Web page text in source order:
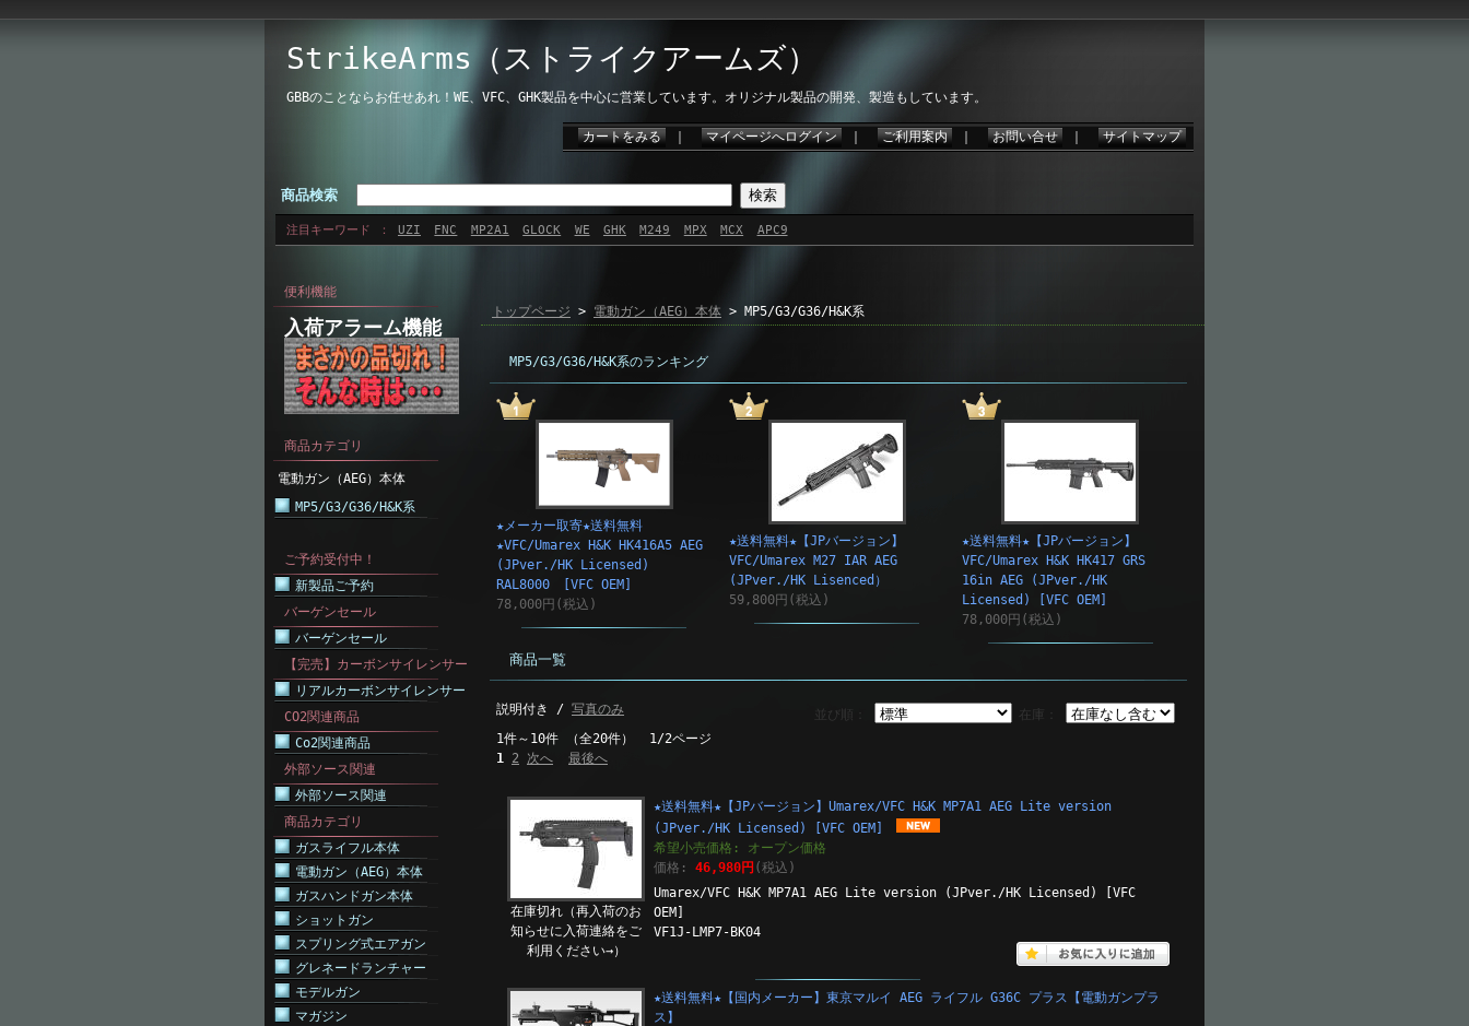
StrikeArms（ストライクアームズ）
GBBのことならお任せあれ！WE、VFC、GHK製品を中心に営業しています。オリジナル製品の開発、製造もしています。
カートをみる マイページへログイン ご利用案内 お問い合せ サイトマップ
商品検索
注目キーワード UZI FNC MP2A1 GLOCK WE GHK M249 MPX MCX APC9
便利機能
入荷アラーム機能
商品カテゴリ
電動ガン（AEG）本体
MP5/G3/G36/H&K系
ご予約受付中！
新製品ご予約
バーゲンセール
バーゲンセール
【完売】カーボンサイレンサー
リアルカーボンサイレンサー
CO2関連商品
Co2関連商品
外部ソース関連
外部ソース関連
商品カテゴリ
ガスライフル本体
電動ガン（AEG）本体
ガスハンドガン本体
ショットガン
スプリング式エアガン
グレネードランチャー
モデルガン
マガジン
トップページ > 電動ガン（AEG）本体 > MP5/G3/G36/H&K系
MP5/G3/G36/H&K系のランキング
★メーカー取寄★送料無料
★VFC/Umarex H&K HK416A5 AEG
(JPver./HK Licensed)
RAL8000 [VFC OEM]
78,000円(税込)
★送料無料★【JPバージョン】
VFC/Umarex M27 IAR AEG
(JPver./HK Lisenced）
59,800円(税込)
★送料無料★【JPバージョン】
VFC/Umarex H&K HK417 GRS
16in AEG (JPver./HK
Licensed) [VFC OEM]
78,000円(税込)
商品一覧
在庫：
並び順：
説明付き / 写真のみ
1件～10件 （全20件） 1/2ページ
1 2 次へ 最後へ
在庫切れ（再入荷のお
知らせに入荷連絡をご
利用ください→）
★送料無料★【JPバージョン】Umarex/VFC H&K MP7A1 AEG Lite version
(JPver./HK Licensed) [VFC OEM]
希望小売価格: オープン価格
価格: 46,980円 (税込)
Umarex/VFC H&K MP7A1 AEG Lite version (JPver./HK Licensed) [VFC
OEM]
VF1J-LMP7-BK04
★送料無料★【国内メーカー】東京マルイ AEG ライフル G36C プラス【電動ガンプラ
ス】